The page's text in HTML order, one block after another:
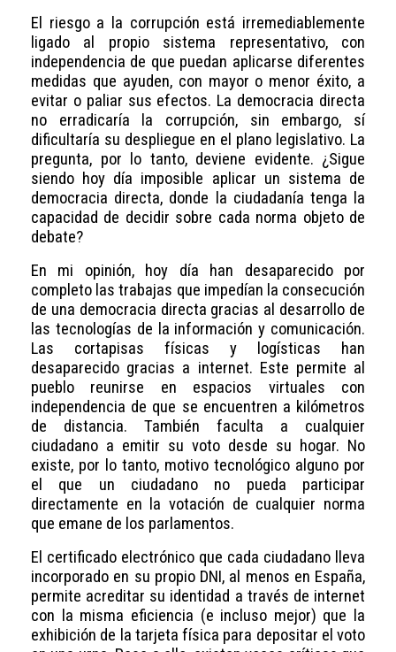
El riesgo a la corrupción está irremediablemente
ligado al propio sistema representativo, con
independencia de que puedan aplicarse diferentes
medidas que ayuden, con mayor o menor éxito, a
evitar o paliar sus efectos. La democracia directa
no erradicaría la corrupción, sin embargo, sí
dificultaría su despliegue en el plano legislativo. La
pregunta, por lo tanto, deviene evidente. ¿Sigue
siendo hoy día imposible aplicar un sistema de
democracia directa, donde la ciudadanía tenga la
capacidad de decidir sobre cada norma objeto de
debate?
En mi opinión, hoy día han desaparecido por
completo las trabajas que impedían la consecución
de una democracia directa gracias al desarrollo de
las tecnologías de la información y comunicación.
Las cortapisas físicas y logísticas han
desaparecido gracias a internet. Este permite al
pueblo reunirse en espacios virtuales con
independencia de que se encuentren a kilómetros
de distancia. También faculta a cualquier
ciudadano a emitir su voto desde su hogar. No
existe, por lo tanto, motivo tecnológico alguno por
el que un ciudadano no pueda participar
directamente en la votación de cualquier norma
que emane de los parlamentos.
El certificado electrónico que cada ciudadano lleva
incorporado en su propio DNI, al menos en España,
permite acreditar su identidad a través de internet
con la misma eficiencia (e incluso mejor) que la
exhibición de la tarjeta física para depositar el voto